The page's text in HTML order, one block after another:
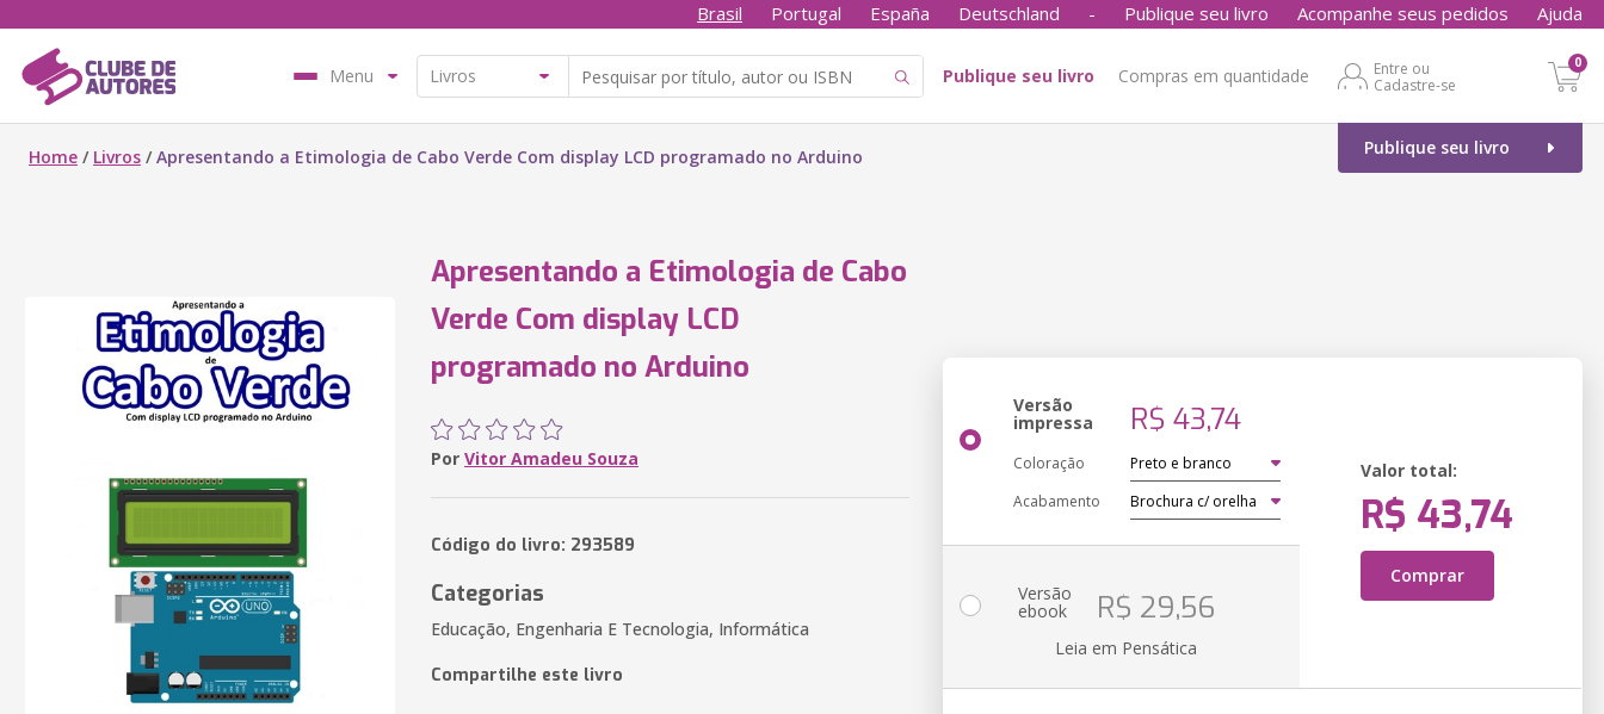
Brasil Portugal España Deutschland - Publique seu livro Acompanhe seus pedidos Ajuda
Menu Publique seu livro Compras em quantidade
Entre ou
Cadastre-se
0
Publique seu livro
Home / Livros /Apresentando a Etimologia de Cabo Verde Com display LCD programado no Arduino
Apresentando a Etimologia de Cabo
Verde Com display LCD
programado no Arduino
Por Vitor Amadeu Souza
Código do livro: 293589
Categorias
Educação, Engenharia E Tecnologia, Informática
Compartilhe este livro
Versão
impressa R$ 43,74
Coloração
Acabamento
Valor total:
R$ 43,74
Comprar
Versão
ebook R$ 29,56
Leia em Pensática